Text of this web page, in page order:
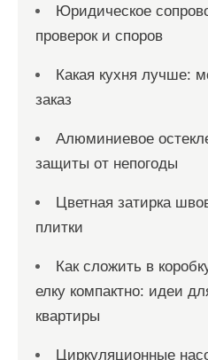
Юридическое
проверок и споров
Какая кухня лучше:
заказ
Алюминиевое
защиты от непогоды
Цветная затирка
плитки
Как сложить в
елку компактно: идеи
квартиры
Циркуляционные